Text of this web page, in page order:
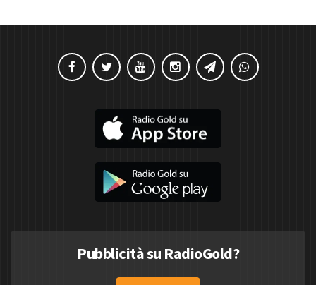
Pubblicità su RadioGold?